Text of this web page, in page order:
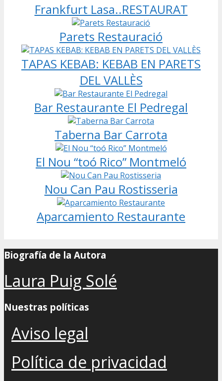
Frankfurt Lasa..RESTAURAT
Parets Restauració
TAPAS KEBAB: KEBAB EN PARETS
DEL VALLÈS
Bar Restaurante El Pedregal
Taberna Bar Carrota
El Nou “toó Rico” Montmeló
Nou Can Pau Rostisseria
Aparcamiento Restaurante
Biografía de la Autora
Laura Puig Solé
Nuestras políticas
Aviso legal
Política de privacidad